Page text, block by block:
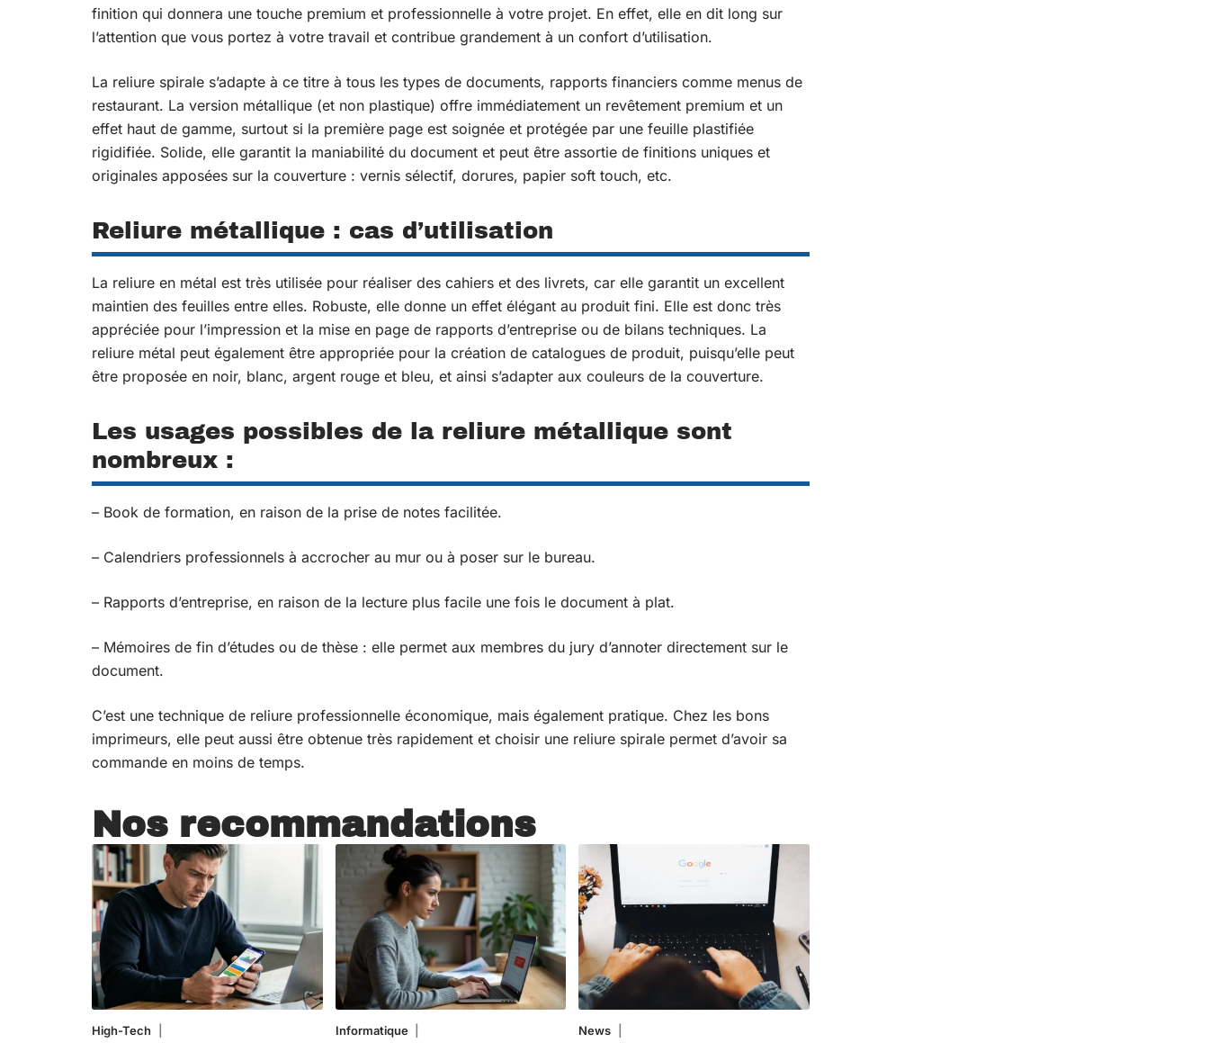
finition qui donnera une touche premium et professionnelle à votre projet. En effet, elle en dit long sur
l’attention que vous portez à votre travail et contribue grandement à un confort d’utilisation.
La reliure spirale s’adapte à ce titre à tous les types de documents, rapports financiers comme menus de
restaurant. La version métallique (et non plastique) offre immédiatement un revêtement premium et un
effet haut de gamme, surtout si la première page est soignée et protégée par une feuille plastifiée
rigidifiée. Solide, elle garantit la maniabilité du document et peut être assortie de finitions uniques et
originales apposées sur la couverture : vernis sélectif, dorures, papier soft touch, etc.
Reliure métallique : cas d’utilisation
La reliure en métal est très utilisée pour réaliser des cahiers et des livrets, car elle garantit un excellent
maintien des feuilles entre elles. Robuste, elle donne un effet élégant au produit fini. Elle est donc très
appréciée pour l’impression et la mise en page de rapports d’entreprise ou de bilans techniques. La
reliure métal peut également être appropriée pour la création de catalogues de produit, puisqu’elle peut
être proposée en noir, blanc, argent rouge et bleu, et ainsi s’adapter aux couleurs de la couverture.
Les usages possibles de la reliure métallique sont
nombreux :
– Book de formation, en raison de la prise de notes facilitée.
– Calendriers professionnels à accrocher au mur ou à poser sur le bureau.
– Rapports d’entreprise, en raison de la lecture plus facile une fois le document à plat.
– Mémoires de fin d’études ou de thèse : elle permet aux membres du jury d’annoter directement sur le
document.
C’est une technique de reliure professionnelle économique, mais également pratique. Chez les bons
imprimeurs, elle peut aussi être obtenue très rapidement et choisir une reliure spirale permet d’avoir sa
commande en moins de temps.
Nos recommandations
High-Tech Informatique News